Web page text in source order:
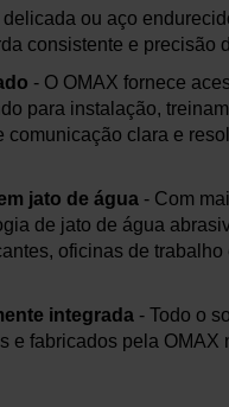
ou aço
consistente e precisão
- O OMAX fornece
para instalação,
comunicação clara e
jato de água - Com
de jato de água
oficinas de
integrada - Todo o
e fabricados pela OMAX